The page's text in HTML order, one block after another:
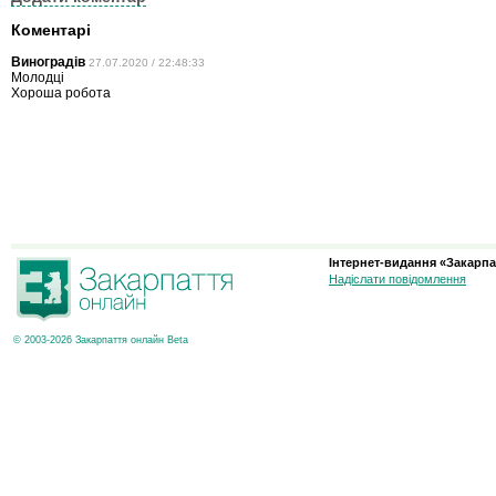
Коментарі
Виноградів 27.07.2020 / 22:48:33
Молодці
Хороша робота
© 2003-2026 Закарпаття онлайн Beta
Інтернет-видання
Надіслати повідомлення